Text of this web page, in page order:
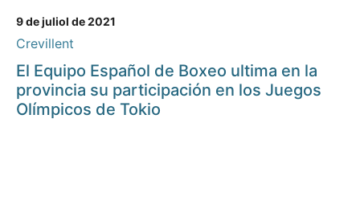
9 de juliol de 2021
Crevillent
El Equipo Español de Boxeo ultima en la
provincia su participación en los Juegos
Olímpicos de Tokio